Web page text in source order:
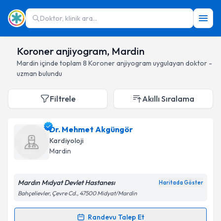
Doktor, klinik ara...
Koroner anjiyogram, Mardin
Mardin içinde toplam 8 Koroner anjiyogram uygulayan doktor -
uzman bulundu
Filtrele Akıllı Sıralama
Dr. Mehmet Akgüngör
Kardiyoloji
Mardin
Mardın Mıdyat Devlet Hastanesı Haritada Göster
Bahçelievler, Çevre Cd., 47500 Midyat/Mardin
Randevu Talep Et